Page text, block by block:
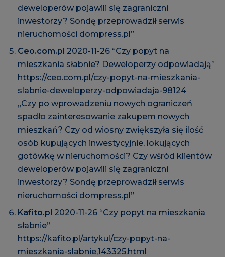
deweloperów pojawili się zagraniczni
inwestorzy? Sondę przeprowadził serwis
nieruchomości dompress.pl”
Ceo.com.pl 2020-11-26 “Czy popyt na
mieszkania słabnie? Deweloperzy odpowiadają”
https://ceo.com.pl/czy-popyt-na-mieszkania-
slabnie-deweloperzy-odpowiadaja-98124
„Czy po wprowadzeniu nowych ograniczeń
spadło zainteresowanie zakupem nowych
mieszkań? Czy od wiosny zwiększyła się ilość
osób kupujących inwestycyjnie, lokujących
gotówkę w nieruchomości? Czy wśród klientów
deweloperów pojawili się zagraniczni
inwestorzy? Sondę przeprowadził serwis
nieruchomości dompress.pl”
Kafito.pl 2020-11-26 “Czy popyt na mieszkania
słabnie”
https://kafito.pl/artykul/czy-popyt-na-
mieszkania-slabnie,143325.html